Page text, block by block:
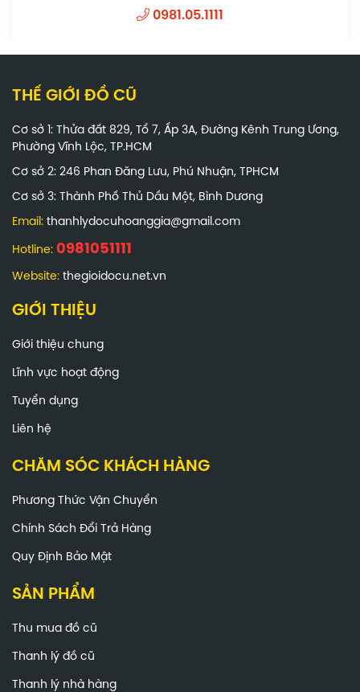
0981.05.1111
THẾ GIỚI ĐỒ CŨ
Cơ sở 1: Thửa đất 829, Tổ 7, Ấp 3A, Đường Kênh Trung Ương,
Phường Vĩnh Lộc, TP.HCM
Cơ sở 2: 246 Phan Đăng Lưu, Phú Nhuận, TPHCM
Cơ sở 3: Thành Phố Thủ Dầu Một, Bình Dương
Email: thanhlydocuhoanggia@gmail.com
Hotline: 0981051111
Website: thegioidocu.net.vn
GIỚI THIỆU
Giới thiệu chung
Lĩnh vực hoạt động
Tuyển dụng
Liên hệ
CHĂM SÓC KHÁCH HÀNG
Phương Thức Vận Chuyển
Chính Sách Đổi Trả Hàng
Quy Định Bảo Mật
SẢN PHẨM
Thu mua đồ cũ
Thanh lý đồ cũ
Thanh lý nhà hàng